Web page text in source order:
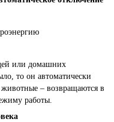
или домашних
то он автоматически
– возвращаются в
работы.